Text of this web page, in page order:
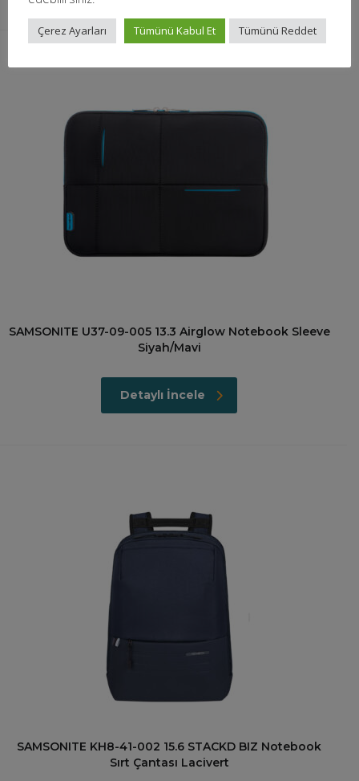
SAMSONITE U37-09-005 13.3 Airglow Notebook Sleeve
Siyah/Mavi
Detaylı İncele
SAMSONITE KH8-41-002 15.6 STACKD BIZ Notebook
Sırt Çantası Lacivert
Çerez Ayarları Tümünü Kabul Et Tümünü Reddet